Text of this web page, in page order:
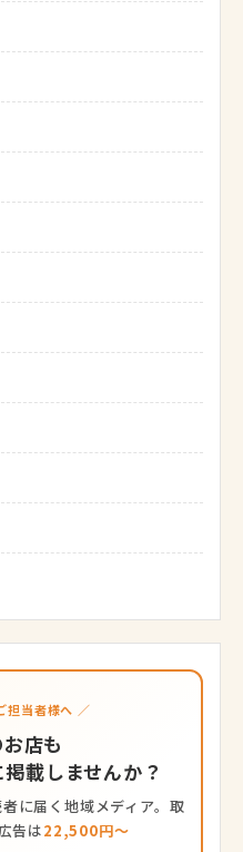
担当者様へ ／
店も
載しませんか？
に届く地域メディア。取
告は22,500円〜